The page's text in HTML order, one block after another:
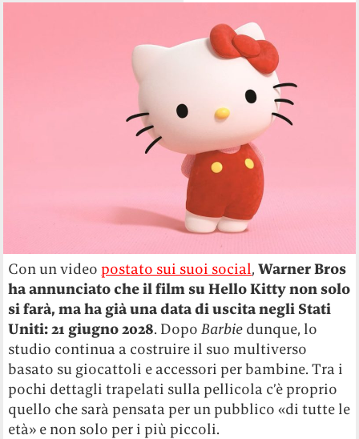
Con un videopostato sui suoi social,Warner Bros
ha annunciato che il film su Hello Kitty non solo
si farà, ma ha già una data di uscita negli Stati
Uniti: 21 giugno 2028. DopoBarbie dunque, lo
studio continua a costruire il suo multiverso
basato su giocattoli e accessori per bambine. Tra i
pochi dettagli trapelati sulla pellicola c’è proprio
quello che sarà pensata per un pubblico «di tutte le
età» e non solo per i più piccoli.